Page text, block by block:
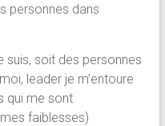
personnes dans
suis, soit des personnes
leader je m’entoure
qui me sont
faiblesses)